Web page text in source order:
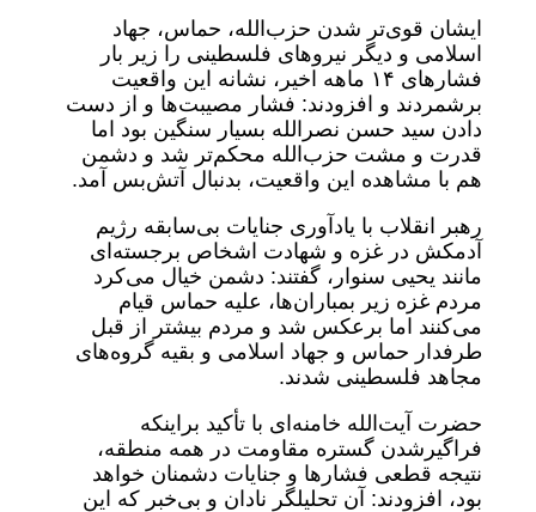
ایشان قوی‌تر شدن حزب‌الله، حماس، جهاد
اسلامی و دیگر نیروهای فلسطینی را زیر بار
فشارهای ۱۴ ماهه اخیر، نشانه این واقعیت
برشمردند و افزودند: فشار مصیبت‌ها و از دست
دادن سید حسن نصرالله بسیار سنگین بود اما
قدرت و مشت حزب‌الله محکم‌تر شد و دشمن
هم با مشاهده این واقعیت، بدنبال آتش‌بس آمد.
رهبر انقلاب با یادآوری جنایات بی‌سابقه رژیم
آدمکش در غزه و شهادت اشخاص برجسته‌ای
مانند یحیی سنوار، گفتند: دشمن خیال می‌کرد
مردم غزه زیر بمباران‌ها، علیه حماس قیام
می‌کنند اما برعکس شد و مردم بیشتر از قبل
طرفدار حماس و جهاد اسلامی و بقیه گروه‌های
مجاهد فلسطینی شدند.
حضرت آیت‌الله خامنه‌ای با تأکید براینکه
فراگیرشدن گستره مقاومت در همه منطقه،
نتیجه قطعی فشارها و جنایات دشمنان خواهد
بود، افزودند: آن تحلیلگر نادان و بی‌خبر که این